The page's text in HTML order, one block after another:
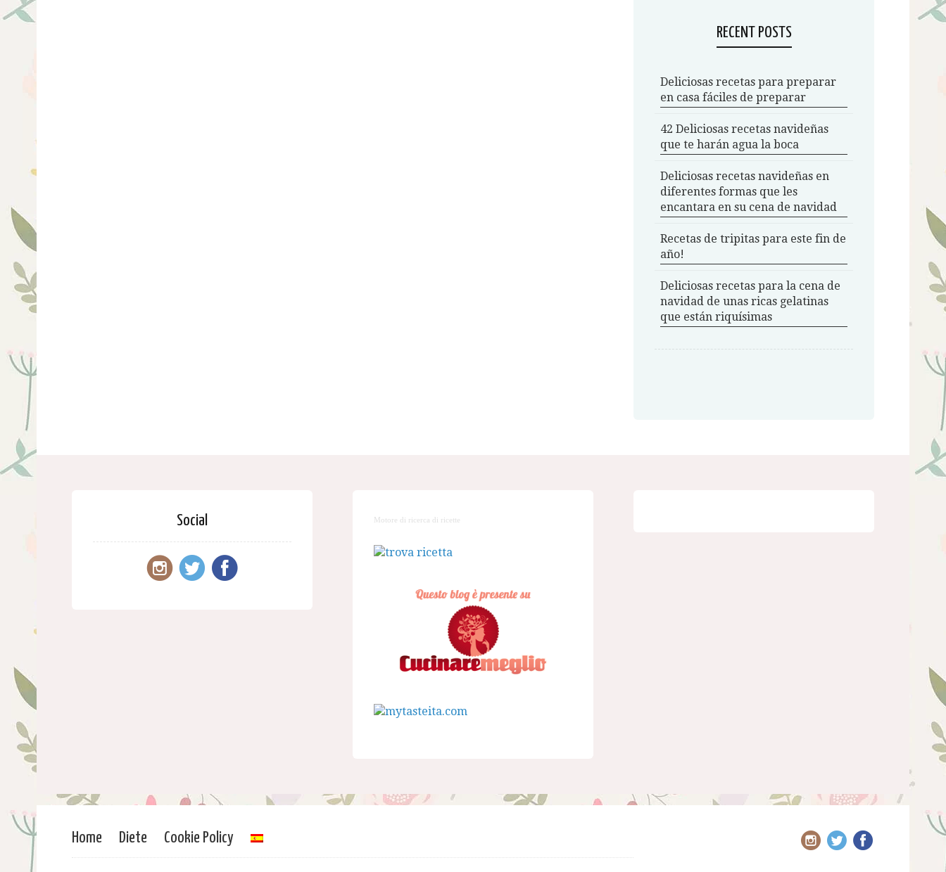
RECENT POSTS
Deliciosas recetas para preparar
en casa fáciles de preparar
42 Deliciosas recetas navideñas
que te harán agua la boca
Deliciosas recetas navideñas en
diferentes formas que les
encantara en su cena de navidad
Recetas de tripitas para este fin de
año!
Deliciosas recetas para la cena de
navidad de unas ricas gelatinas
que están riquísimas
Social Motore di ricerca di ricette
Home Diete Cookie Policy